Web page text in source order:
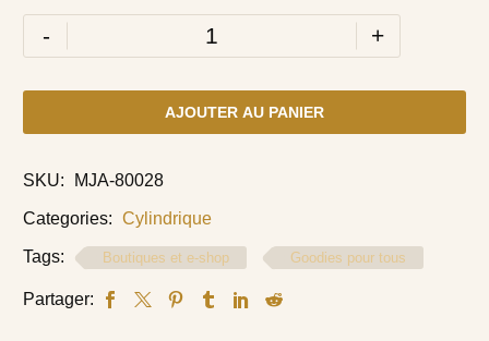
- +
AJOUTER AU PANIER
SKU: MJA-80028
Categories: Cylindrique
Tags: Boutiques et e-shop Goodies pour tous
Partager: